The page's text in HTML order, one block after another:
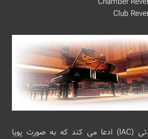
Club
کنترل هوشمند صوتی (IAC) ادعا می کند که به صورت پویا